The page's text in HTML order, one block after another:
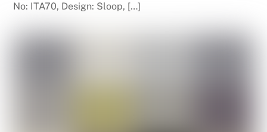
No: ITA70, Design: Sloop, […]